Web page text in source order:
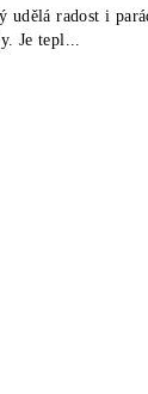
udělá radost i
Je tepl...